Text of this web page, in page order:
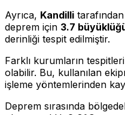
Ayrıca, Kandilli
deprem için 3.7
derinliği tespit edilmiştir.
Farklı kurumların
olabilir. Bu, kullanılan
işleme yöntemlerinden
Deprem sırasında